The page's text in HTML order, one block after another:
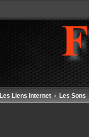
Les Liens Internet Les Sons